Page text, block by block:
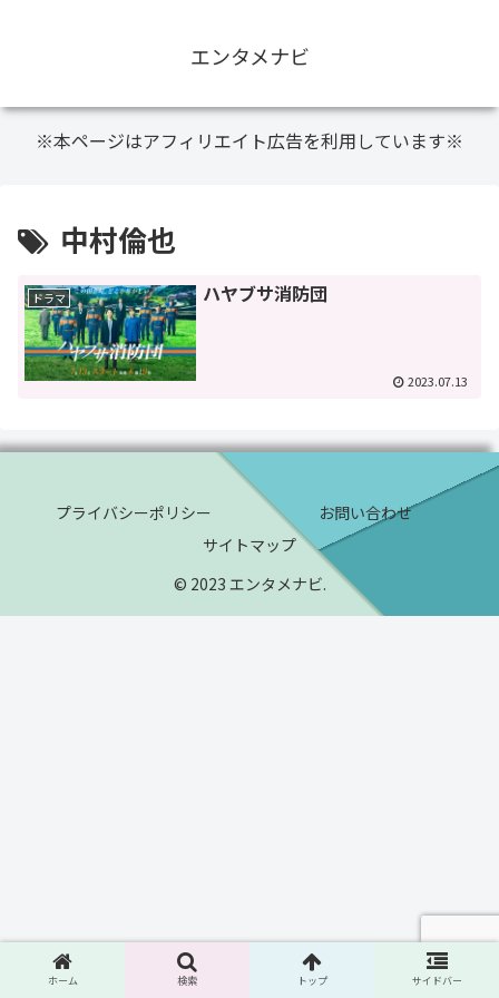
エンタメナビ
※本ページはアフィリエイト広告を利用しています※
中村倫也
ドラマ ハヤブサ消防団
2023.07.13
プライバシーポリシー
お問い合わせ
サイトマップ
© 2023 エンタメナビ.
ホーム 検索 トップ サイドバー